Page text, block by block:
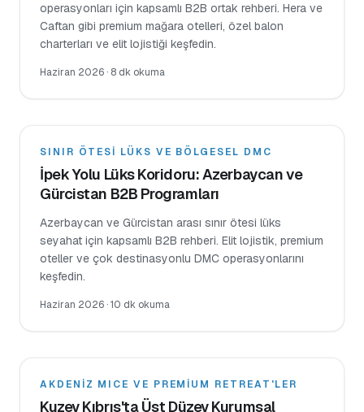
operasyonları için kapsamlı B2B ortak rehberi. Hera ve
Caftan gibi premium mağara otelleri, özel balon
charterları ve elit lojistiği keşfedin.
Haziran 2026 · 8 dk okuma
SINIR ÖTESI LÜKS VE BÖLGESEL DMC
İpek Yolu Lüks Koridoru: Azerbaycan ve
Gürcistan B2B Programları
Azerbaycan ve Gürcistan arası sınır ötesi lüks
seyahat için kapsamlı B2B rehberi. Elit lojistik, premium
oteller ve çok destinasyonlu DMC operasyonlarını
keşfedin.
Haziran 2026 ·10 dk okuma
AKDENIZ MICE VE PREMIUM RETREAT'LER
Kuzey Kıbrıs'ta Üst Düzey Kurumsal